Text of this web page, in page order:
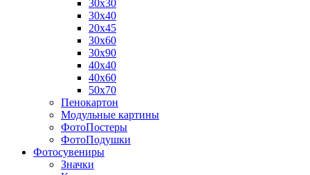
30х30
30х40
20х45
30х60
30х90
40х40
40х60
50х70
Пенокартон
Модульные картины
ФотоПостеры
ФотоПодушки
Фотоcувениры
Значки